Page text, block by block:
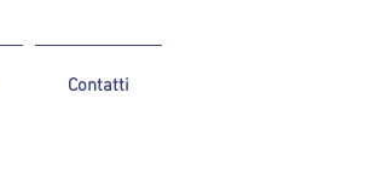
Contatti